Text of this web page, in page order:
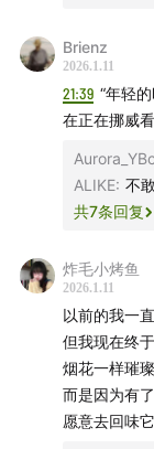
.
▪️主播：@谭立人
信公众号｜视
小宇宙｜苹果播
马拉雅
Brienz
2026.1.11
21:39 “年轻
在正在挪威
ALIKE: 不
共7条回复
炸毛小烤鱼
2026.1.11
以前的我一
但我现在终
烟花一样璀
而是因为有
愿意去回味